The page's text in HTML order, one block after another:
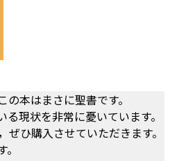
本はまさに聖書です。
現状を非常に憂いています。
ひ購入させていただきます。